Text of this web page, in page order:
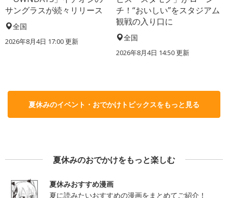
サングラスが続々リリース
全国
2026年8月4日 17:00更新
チ！“おいしい”をスタジアム
観戦の入り口に
全国
2026年8月4日 14:50更新
夏休みのイベント・おでかけトピックスをもっと見る
夏休みのおでかけをもっと楽しむ
夏休みおすすめ漫画
夏に読みたいおすすめの漫画をまとめてご紹介！